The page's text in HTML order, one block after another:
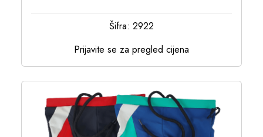
Šifra: 2922
Prijavite se za pregled cijena